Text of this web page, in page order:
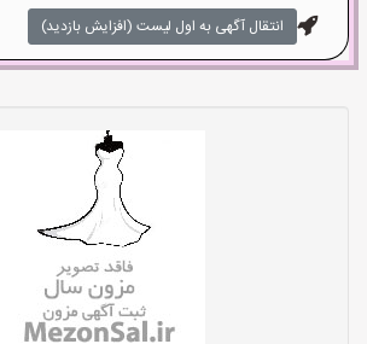
انتقال آگهی به اول لیست (افزایش بازدید)